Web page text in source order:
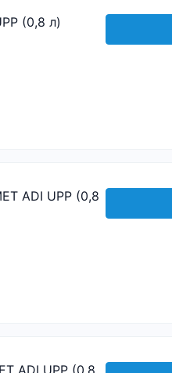
(0,8 л)
ADI UPP (0,8
ADI UPP (0,8